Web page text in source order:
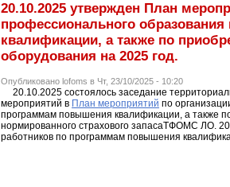
20.10.2025 утвержден План
профессионального
квалификации, а также по
оборудования на 2025 год.
Опубликовано lofoms в Чт, 23/10/2025 - 10:20
20.10.2025 состоялось заседание
мероприятий в План мероприятий по
программам повышения квалификации, а также
нормированного страхового запасаТФОМС ЛО.
работников по программам повышения